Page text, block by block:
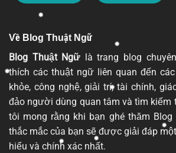
Về Blog Thuật Ngữ
Blog Thuật Ngữ là trang blog
thích các thuật ngữ liên quan đến
khỏe, công nghệ, giải trí, tài chính,
đảo người dùng quan tâm và tìm kiếm
tôi mong rằng khi bạn ghé thăm
thắc mắc của bạn sẽ được giải đáp
hiểu và chính xác nhất.